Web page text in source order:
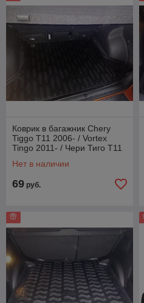
Коврик в багажник Chery
Tiggo T11 2006- / Vortex
Tingo 2011- / Чери Тиго Т11
Нет в наличии
69 руб.